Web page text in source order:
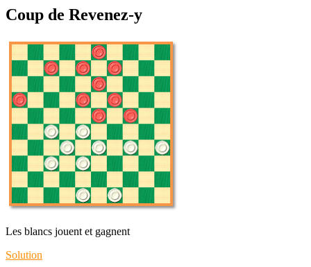
Coup de Revenez-y
Les blancs jouent et gagnent
Solution